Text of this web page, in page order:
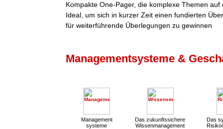
Kompakte One-Pager, die komplexe Themen
Ideal, um sich in kurzer Zeit einen fundierten
für weiterführende Überlegungen zu gewinnen
Managementsysteme &
Management
systeme
Das zukunftssichere
Wissenmanagement
Das